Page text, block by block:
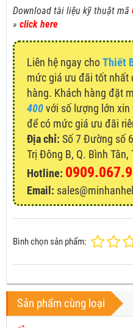
Download tài liệu kỹ thuật mã
» click here
Liên hệ ngay choThiết
mức giá ưu đãi tốt nhất
hàng. Khách hàng đặt
400với số lượng lớn
để có mức giá ưu đãi
Địa chỉ: Số 7 Đường số
Trị Đông B, Q. Bình Tân,
Hotline:
Email:
Bình chọn sản phẩm:
Sản phẩm cùng loại